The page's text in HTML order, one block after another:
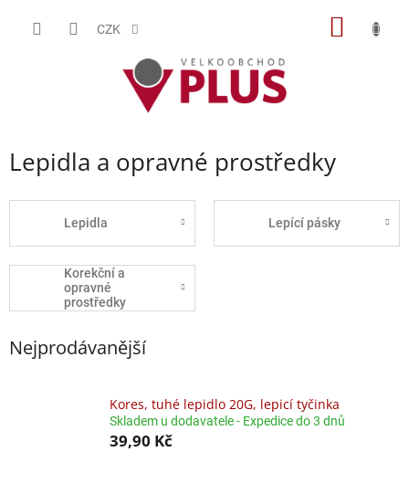
CZK
Lepidla a opravné prostředky
Lepidla Lepící pásky
Korekční a
opravné
prostředky
Nejprodávanější
Kores, tuhé lepidlo 20G, lepicí tyčinka
Skladem u dodavatele - Expedice do 3 dnů
39,90 Kč